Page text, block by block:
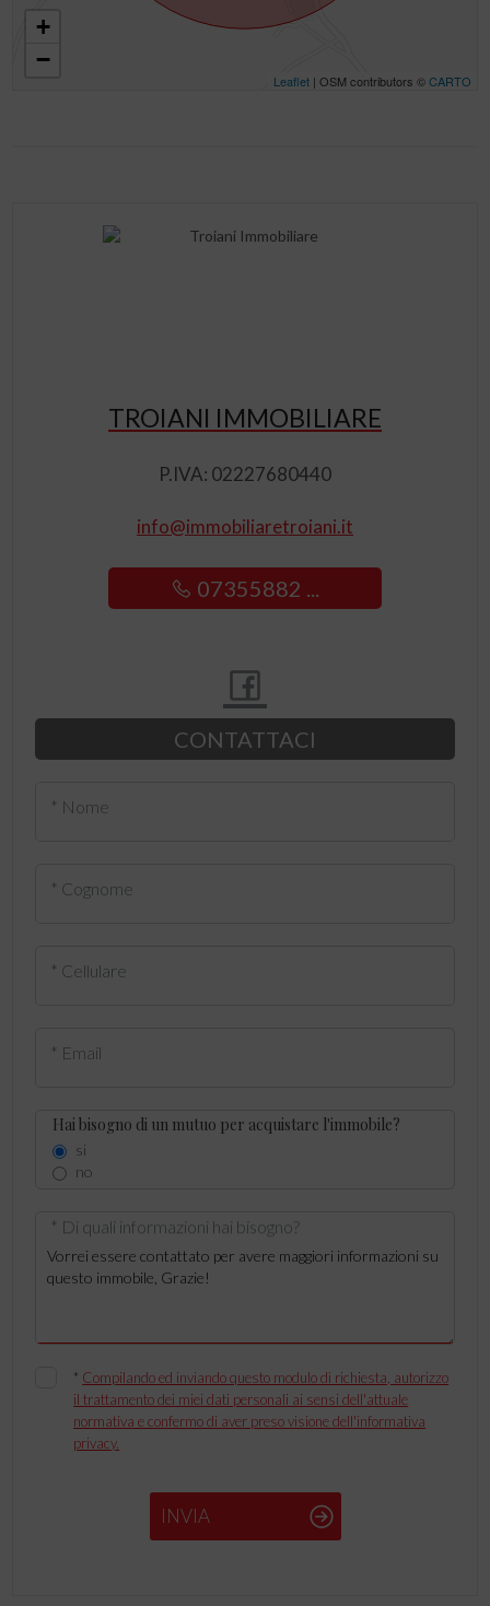
+
−
Leaflet| OSM contributors ©CARTO
TROIANI IMMOBILIARE
P.IVA: 02227680440
info@immobiliaretroiani.it
07355882 ...
CONTATTACI
* Nome
* Cognome
* Cellulare
* Email
Hai bisogno di un mutuo per acquistare l'immobile?
si
no
* Di quali informazioni hai bisogno?
* Compilando ed inviando questo modulo di richiesta, autorizzo
il trattamento dei miei dati personali ai sensi dell'attuale
normativa e confermo di aver preso visione dell'informativa
privacy.
INVIA